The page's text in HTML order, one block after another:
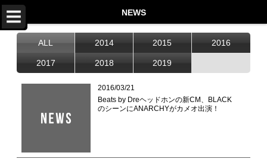
NEWS
ALL 2014 2015 2016
2017 2018 2019
2016/03/21
Beats by Dreヘッドホンの新CM、BLACK
のシーンにANARCHYがカメオ出演！
NEWS
PROFILE